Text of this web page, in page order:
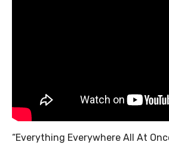
“Everything Everywhere All At